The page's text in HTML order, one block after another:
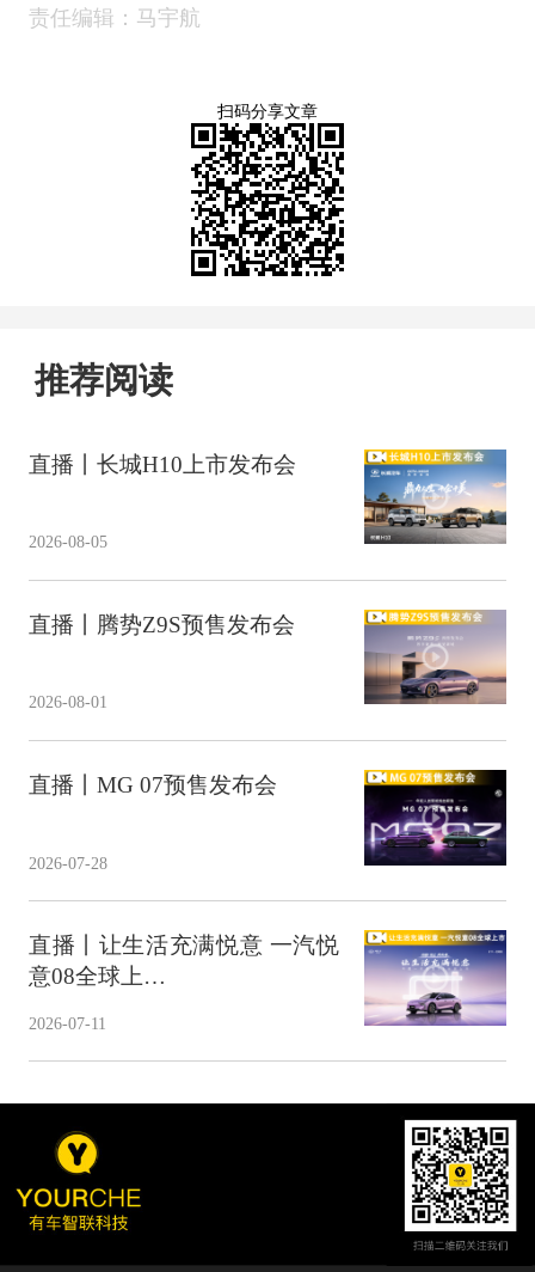
责任编辑：马宇航
扫码分享文章
推荐阅读
直播丨长城H10上市发布会
2026-08-05
直播丨腾势Z9S预售发布会
2026-08-01
直播丨MG 07预售发布会
2026-07-28
直播丨让生活充满悦意 一汽悦
意08全球上…
2026-07-11